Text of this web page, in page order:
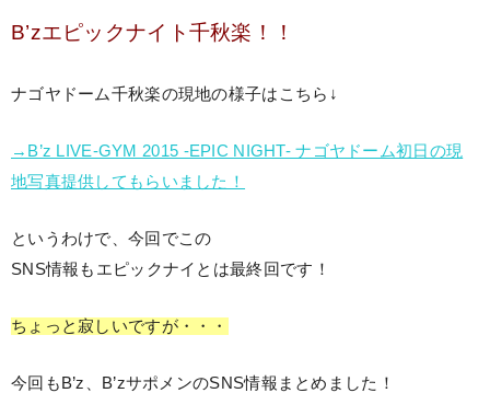
B’zエピックナイト千秋楽！！
ナゴヤドーム千秋楽の現地の様子はこちら↓
→B’z LIVE-GYM 2015 -EPIC NIGHT- ナゴヤドーム初日の現
地写真提供してもらいました！
というわけで、今回でこの
SNS情報もエピックナイとは最終回です！
ちょっと寂しいですが・・・
今回もB’z、B’zサポメンのSNS情報まとめました！